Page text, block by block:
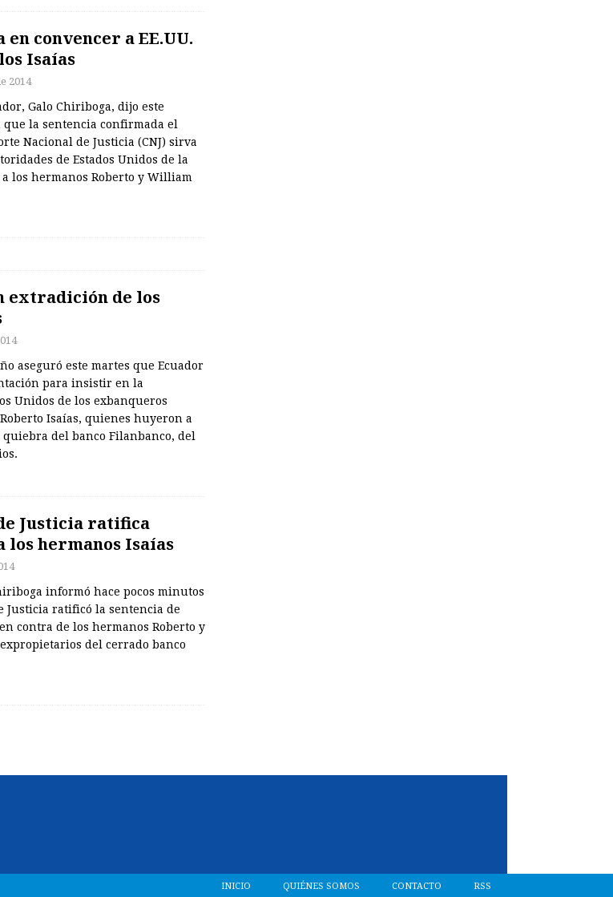
convencer a EE.UU.
Isaías
2014
Galo Chiriboga, dijo este
la sentencia confirmada el
Nacional de Justicia (CNJ) sirva
de Estados Unidos de la
los hermanos Roberto y William
extradición de los
aseguró este martes que Ecuador
para insistir en la
Unidos de los exbanqueros
Isaías, quienes huyeron a
del banco Filanbanco, del
Justicia ratifica
los hermanos Isaías
informó hace pocos minutos
Justicia ratificó la sentencia de
contra de los hermanos Roberto y
del cerrado banco
INICIO QUIÉNES SOMOS CONTACTO RSS